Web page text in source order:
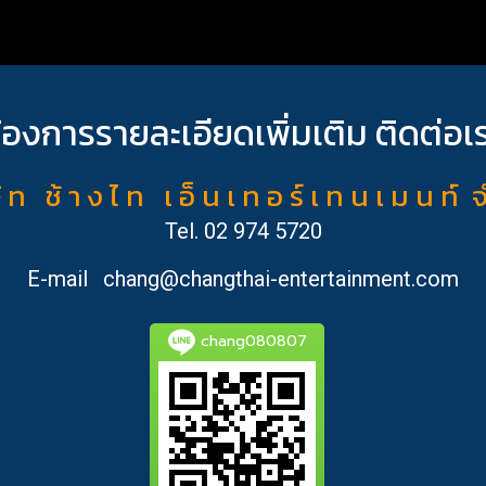
งการรายละเอียดเพิ่มเติม ติดต่อเ
ท ช้ า ง ไ ท เ อ็ น เ ท อ ร์ เ ท น เ ม น ท์
Tel. 02 974 5720
E-mail
chang@changthai-entertainment.com
chang080807